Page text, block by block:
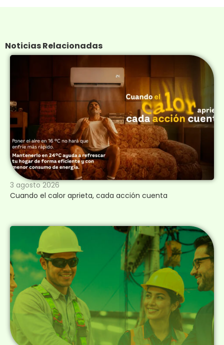
Noticias Relacionadas
3 agosto 2026
Cuando el calor aprieta, cada acción cuenta